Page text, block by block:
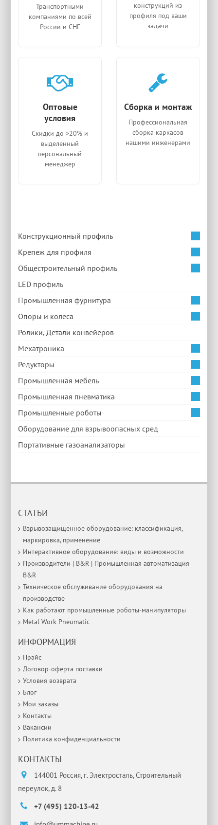
Транспортными
компаниями по всей
России и СНГ
конструкций из
профиля под ваши
задачи
Оптовые
условия
Скидки до >20% и
выделенный
персональный
менеджер
Сборка и монтаж
Профессиональная
сборка каркасов
нашими инженерами
Конструкционный профиль
Крепеж для профиля
Общестроительный профиль
LED профиль
Промышленная фурнитура
Опоры и колеса
Ролики, Детали конвейеров
Мехатроника
Редукторы
Промышленная мебель
Промышленная пневматика
Промышленные роботы
Оборудование для взрывоопасных сред
Портативные газоанализаторы
СТАТЬИ
Взрывозащищенное оборудование: классификация,
маркировка, применение
Интерактивное оборудование: виды и возможности
Производители | B&R | Промышленная автоматизация
B&R
Техническое обслуживание оборудования на
производстве
Как работают промышленные роботы-манипуляторы
Metal Work Pneumatic
ИНФОРМАЦИЯ
Прайс
Договор-оферта поставки
Условия возврата
Блог
Мои заказы
Контакты
Вакансии
Политика конфиденциальности
КОНТАКТЫ
144001 Россия, г. Электросталь, Строительный
переулок, д. 8
+7 (495) 120-13-42